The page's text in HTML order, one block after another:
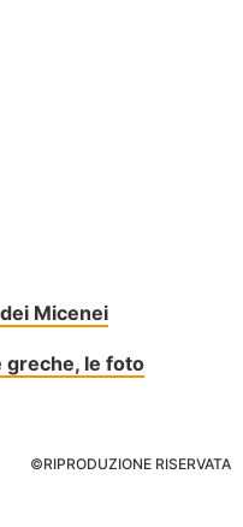
Micenei
greche, le foto
©RIPRODUZIONE RISERVATA